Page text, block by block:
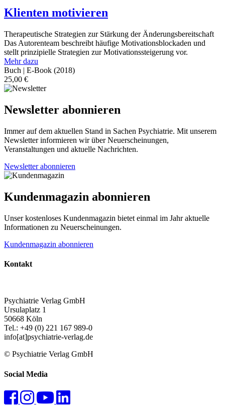
Klienten motivieren
Therapeutische Strategien zur Stärkung der Änderungsbereitschaft
Das Autorenteam beschreibt häufige Motivationsblockaden und
stellt prinzipielle Strategien zur Motivationssteigerung vor.
Mehr dazu
Buch | E-Book (2018)
25,00 €
Newsletter abonnieren
Immer auf dem aktuellen Stand in Sachen Psychiatrie. Mit unserem
Newsletter informieren wir über Neuerscheinungen,
Veranstaltungen und aktuelle Nachrichten.
Newsletter abonnieren
Kundenmagazin abonnieren
Unser kostenloses Kundenmagazin bietet einmal im Jahr aktuelle
Informationen zu Neuerscheinungen.
Kundenmagazin abonnieren
Kontakt
Psychiatrie Verlag GmbH
Ursulaplatz 1
50668 Köln
Tel.: +49 (0) 221 167 989-0
info[at]psychiatrie-verlag.de
© Psychiatrie Verlag GmbH
Social Media